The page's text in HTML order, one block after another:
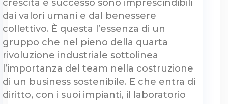
crescita e successo sono imprescindibili
dai valori umani e dal benessere
collettivo. È questa l’essenza di un
gruppo che nel pieno della quarta
rivoluzione industriale sottolinea
l’importanza del team nella costruzione
di un business sostenibile. E che entra di
diritto, con i suoi impianti, il laboratorio